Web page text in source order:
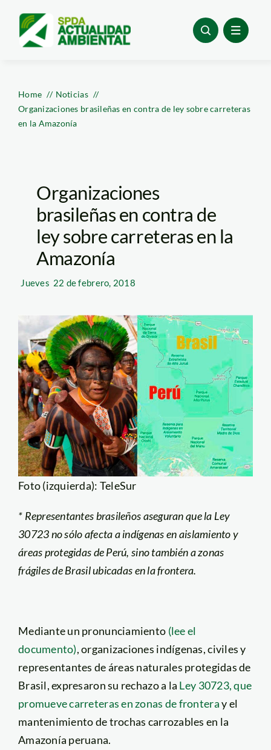
content
Home
Noticias
Organizaciones brasileñas en contra de ley sobre carreteras
en la Amazonía
Organizaciones
brasileñas en contra de
ley sobre carreteras en la
Amazonía
Jueves 22 de febrero, 2018
Foto (izquierda): TeleSur
* Representantes brasileños aseguran que la Ley
30723 no sólo afecta a indígenas en aislamiento y
áreas protegidas de Perú, sino también a zonas
frágiles de Brasil ubicadas en la frontera.
Mediante un pronunciamiento (lee el
documento), organizaciones indígenas, civiles y
representantes de áreas naturales protegidas de
Brasil, expresaron su rechazo a la Ley 30723, que
promueve carreteras en zonas de fronteray el
mantenimiento de trochas carrozables en la
Amazonía peruana.